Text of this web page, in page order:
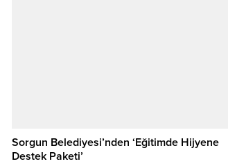
Sorgun Belediyesi’nden ‘Eğitimde Hijyene
Destek Paketi’